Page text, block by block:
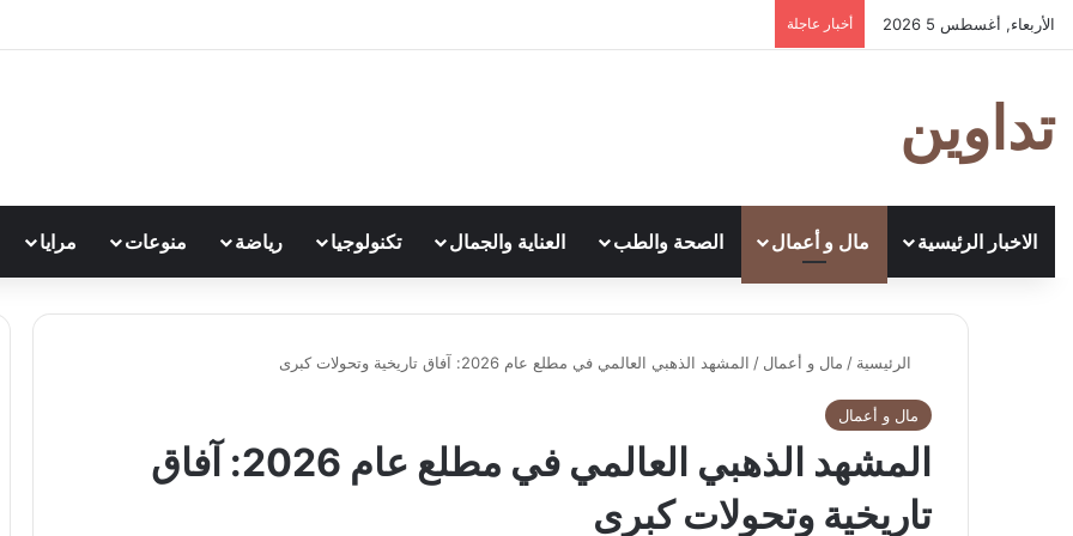
الأربعاء, أغسطس 5 2026 أخبار عاجلة
تداوين
الاخبار الرئيسية مال و أعمال الصحة والطب العناية والجمال تكنولوجيا رياضة منوعات مرايا
الرئيسية / مال و أعمال / المشهد الذهبي العالمي في مطلع عام 2026: آفاق تاريخية وتحولات كبرى
مال و أعمال
المشهد الذهبي العالمي في مطلع عام 2026: آفاق
تاريخية وتحولات كبرى